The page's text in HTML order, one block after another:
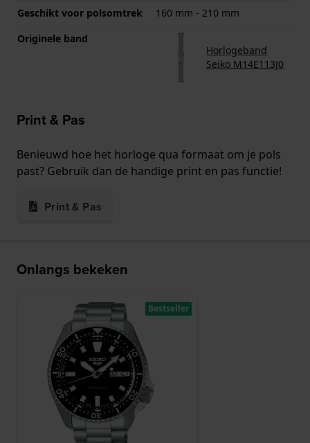
Geschikt voor polsomtrek
160 mm - 210 mm
Originele band
Horlogeband
Seiko M14E113J0
Print & Pas
Benieuwd hoe het horloge qua formaat om je pols
past? Gebruik dan de handige print en pas functie!
Print & Pas
Onlangs bekeken
Bestseller